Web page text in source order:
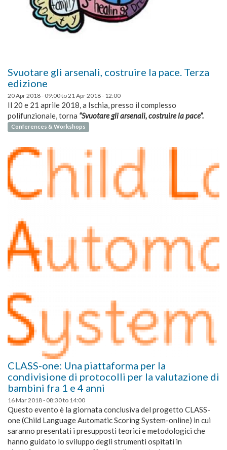
Svuotare gli arsenali, costruire la pace. Terza
edizione
20 Apr 2018 - 09:00to21 Apr 2018 - 12:00
Il 20 e 21 aprile 2018, a Ischia, presso il complesso
polifunzionale, torna “Svuotare gli arsenali, costruire la pace”.
Conferences & Workshops
CLASS-one: Una piattaforma per la
condivisione di protocolli per la valutazione di
bambini fra 1 e 4 anni
16 Mar 2018 - 08:30to 14:00
Questo evento è la giornata conclusiva del progetto CLASS-
one (Child Language Automatic Scoring System-online) in cui
saranno presentati i presupposti teorici e metodologici che
hanno guidato lo sviluppo degli strumenti ospitati in